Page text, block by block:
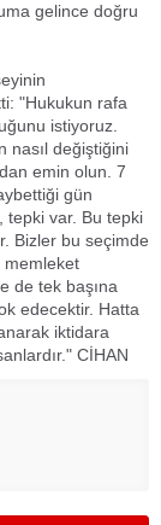
gelince doğru
"Hukukun rafa
istiyoruz.
nasıl değiştiğini
emin olun. 7
gün
tepki var. Bu tepki
Bizler bu seçimde
memleket
de tek başına
edecektir. Hatta
iktidara
CİHAN